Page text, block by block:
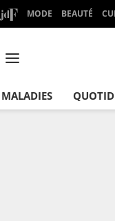
MODE BEAUTÉ
MALADIES